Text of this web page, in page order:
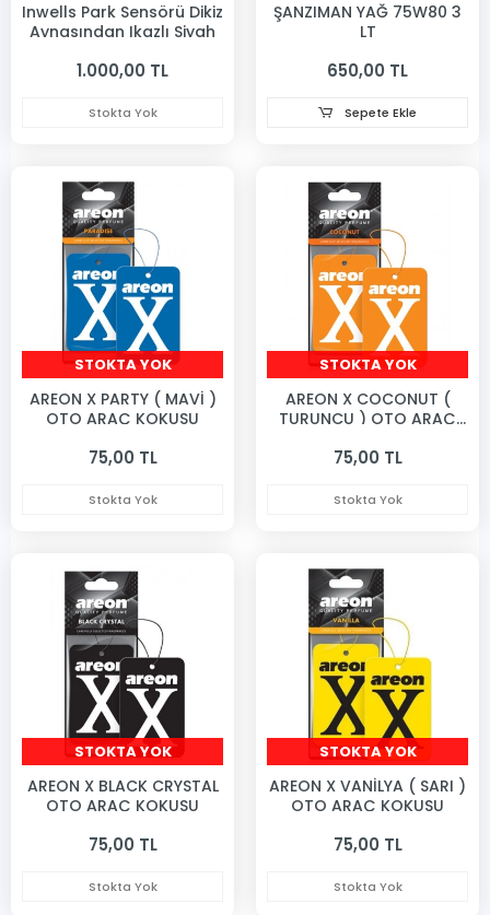
Inwells Park Sensörü Dikiz
Aynasından Ikazlı Siyah
1.000,00 TL
Stokta Yok
ŞANZIMAN YAĞ 75W80 3
LT
650,00 TL
Sepete Ekle
STOKTA YOK
AREON X PARTY ( MAVİ )
OTO ARAÇ KOKUSU
75,00 TL
Stokta Yok
STOKTA YOK
AREON X COCONUT (
TURUNCU ) OTO ARAÇ
75,00 TL
Stokta Yok
STOKTA YOK
AREON X BLACK CRYSTAL
OTO ARAÇ KOKUSU
75,00 TL
Stokta Yok
STOKTA YOK
AREON X VANİLYA ( SARI )
OTO ARAÇ KOKUSU
75,00 TL
Stokta Yok